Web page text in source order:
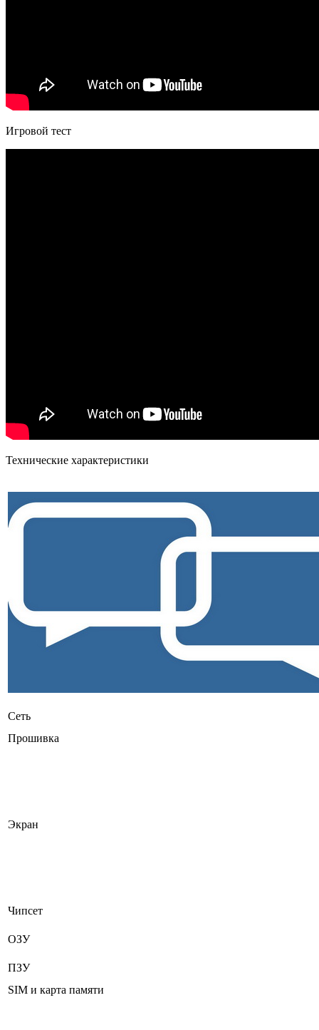
Игровой тест
Технические характеристики
Сеть
Прошивка
Экран
Чипсет
ОЗУ
ПЗУ
SIM и карта памяти